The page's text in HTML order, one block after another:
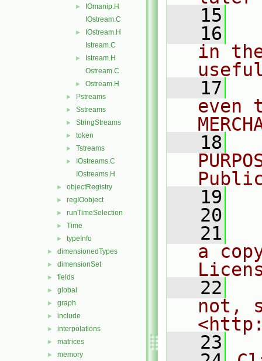
►
IOmanip.H
IOstream.C
►
IOstream.H
Istream.C
►
Istream.H
Ostream.C
► Ostream.H
► Pstreams
► Sstreams
► StringStreams
► token
► Tstreams
►
IOstreams.C
IOstreams.H
► objectRegistry
► regIOobject
► runTimeSelection
► Time
► typeInfo
► dimensionedTypes
► dimensionSet
► fields
► global
► graph
► include
► interpolations
► matrices
► memory
   15
   16
in
   17
even
   18
   19
   20
   21
a
   22
not,
   23